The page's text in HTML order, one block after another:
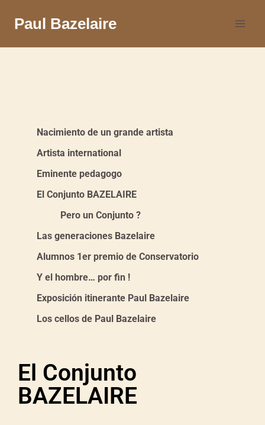
Paul Bazelaire
Nacimiento de un grande artista
Artista international
Eminente pedagogo
El Conjunto BAZELAIRE
Pero un Conjunto ?
Las generaciones Bazelaire
Alumnos 1er premio de Conservatorio
Y el hombre… por fin !
Exposición itinerante Paul Bazelaire
Los cellos de Paul Bazelaire
El Conjunto
BAZELAIRE